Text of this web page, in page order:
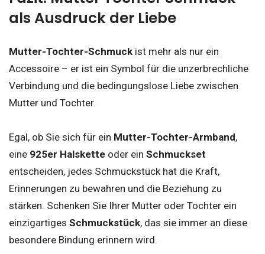
als Ausdruck der Liebe
Mutter-Tochter-Schmuckist mehr als nur ein
Accessoire – er ist ein Symbol für die unzerbrechliche
Verbindung und die bedingungslose Liebe zwischen
Mutter und Tochter.
Egal, ob Sie sich für ein Mutter-Tochter-Armband,
eine 925er Halskette oder ein Schmuckset
entscheiden, jedes Schmuckstück hat die Kraft,
Erinnerungen zu bewahren und die Beziehung zu
stärken. Schenken Sie Ihrer Mutter oder Tochter ein
einzigartiges Schmuckstück, das sie immer an diese
besondere Bindung erinnern wird.